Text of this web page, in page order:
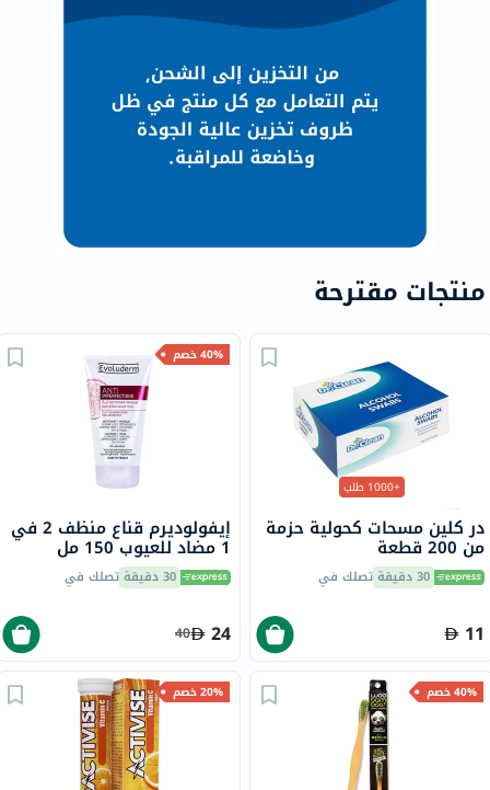
منتجات مقترحة
+1000 طلب
در كلين مسحات كحولية حزمة
من 200 قطعة
30 دقيقة تصلك في
11
40% خصم
إيفولوديرم قناع منظف 2 في
1 مضاد للعيوب 150 مل
17323 30 دقيقة تصلك في
24
40
40% خصم 20% خصم